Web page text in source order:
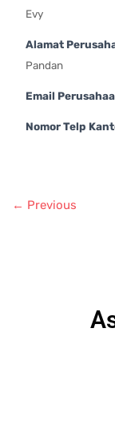
Evy
Alamat
Pandan
Email
Nomor Telp
← Previous